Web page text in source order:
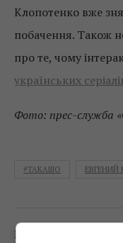
Клопотенко вже
побачення. Також
про те, чому
українських
Фото: прес-служба
#ТАКАШО ЕВГЕНИЙ
Поділитись: